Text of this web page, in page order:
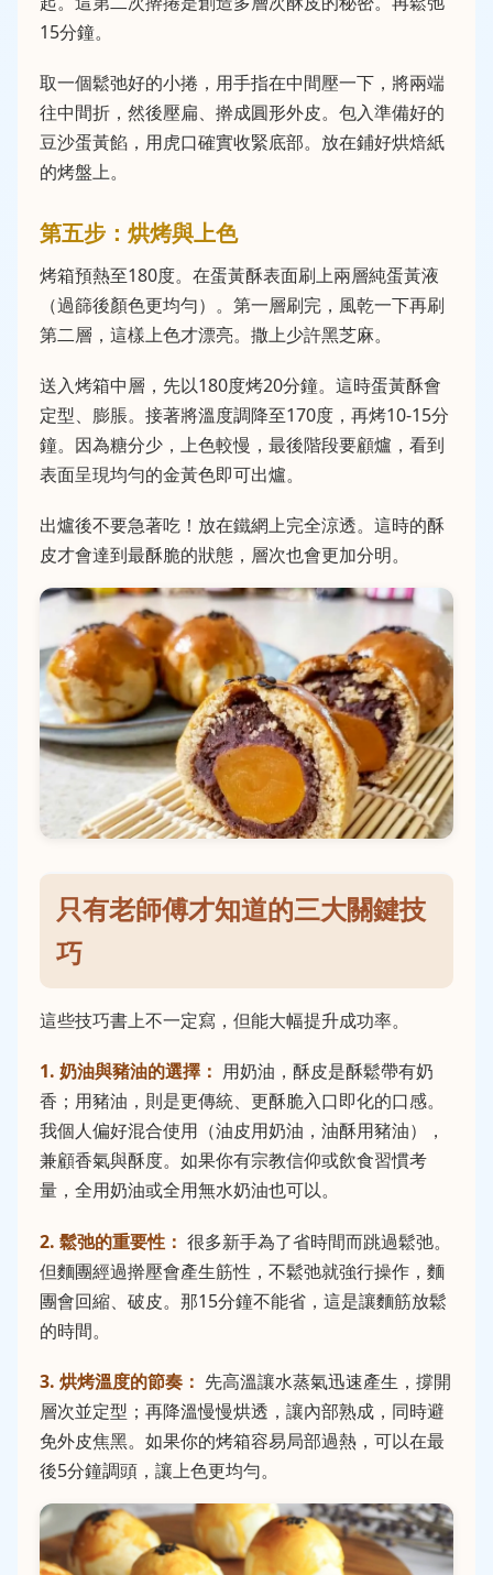
15分鐘。
取一個鬆弛好的小捲，用手指在中間壓一下，將兩端
往中間折，然後壓扁、擀成圓形外皮。包入準備好的
豆沙蛋黃餡，用虎口確實收緊底部。放在鋪好烘焙紙
的烤盤上。
第五步：烘烤與上色
烤箱預熱至180度。在蛋黃酥表面刷上兩層純蛋黃液
（過篩後顏色更均勻）。第一層刷完，風乾一下再刷
第二層，這樣上色才漂亮。撒上少許黑芝麻。
送入烤箱中層，先以180度烤20分鐘。這時蛋黃酥會
定型、膨脹。接著將溫度調降至170度，再烤10-15分
鐘。因為糖分少，上色較慢，最後階段要顧爐，看到
表面呈現均勻的金黃色即可出爐。
出爐後不要急著吃！放在鐵網上完全涼透。這時的酥
皮才會達到最酥脆的狀態，層次也會更加分明。
只有老師傅才知道的三大關鍵技
巧
這些技巧書上不一定寫，但能大幅提升成功率。
1. 奶油與豬油的選擇： 用奶油，酥皮是酥鬆帶有奶
香；用豬油，則是更傳統、更酥脆入口即化的口感。
我個人偏好混合使用（油皮用奶油，油酥用豬油），
兼顧香氣與酥度。如果你有宗教信仰或飲食習慣考
量，全用奶油或全用無水奶油也可以。
2. 鬆弛的重要性： 很多新手為了省時間而跳過鬆弛。
但麵團經過擀壓會產生筋性，不鬆弛就強行操作，麵
團會回縮、破皮。那15分鐘不能省，這是讓麵筋放鬆
的時間。
3. 烘烤溫度的節奏： 先高溫讓水蒸氣迅速產生，撐開
層次並定型；再降溫慢慢烘透，讓內部熟成，同時避
免外皮焦黑。如果你的烤箱容易局部過熱，可以在最
後5分鐘調頭，讓上色更均勻。